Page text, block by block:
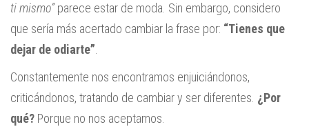
ti mismo”parece estar de moda. Sin embargo, considero
que sería más acertado cambiar la frase por: “Tienes que
dejar de odiarte”
Constantemente nos encontramos enjuiciándonos,
criticándonos, tratando de cambiar y ser diferentes. ¿Por
qué? Porque no nos aceptamos.